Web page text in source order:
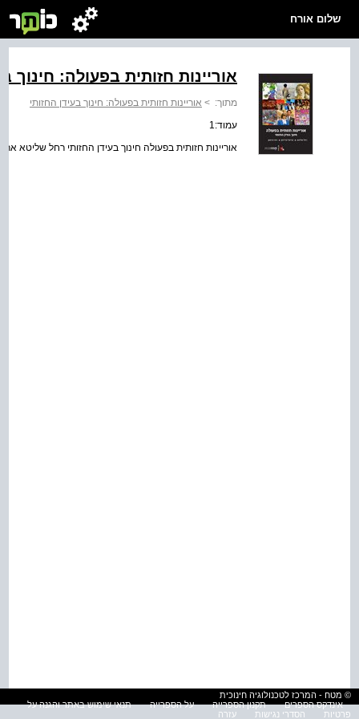
שלום אורח
אוריינות חזותית בפעולה: חינוך
מתוך: > אוריינות חזותית בפעולה: חינוך בעידן החזותי
עמוד:1
אוריינות חזותית בפעולה חינוך בעידן החזותי רחל שליטא
© מטח - המרכז לטכנולוגיה חינוכית
אינדקס הספרים
תקנון הספרייה על הספרייה
תנאי שימוש באתר והגנה על
פרטיות
הסדרי נגישות עזרה